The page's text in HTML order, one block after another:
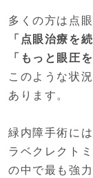
多くの方は点
「点眼治療を
「もっと眼圧
このような状
あります。
緑内障手術に
ラベクレクト
の中で最も強